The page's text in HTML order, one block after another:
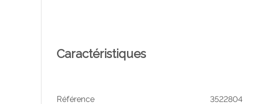
Caractéristiques
Référence 3522804